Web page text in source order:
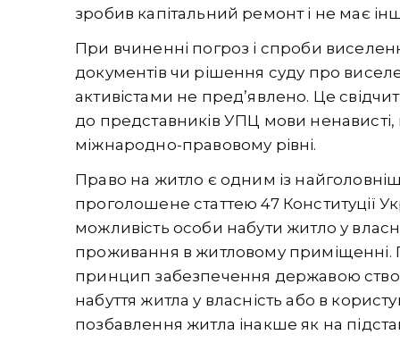
зробив капітальний ремонт і не має
При вчиненні погроз і спроби
документів чи рішення суду про
активістами не пред’явлено. Це
до представників УПЦ мови
міжнародно-правовому рівні.
Право на житло є одним із
проголошене статтею 47 Конституції
можливість особи набути житло у
проживання в житловому приміщенні.
принцип забезпечення державою
набуття житла у власність або в
позбавлення житла інакше як на